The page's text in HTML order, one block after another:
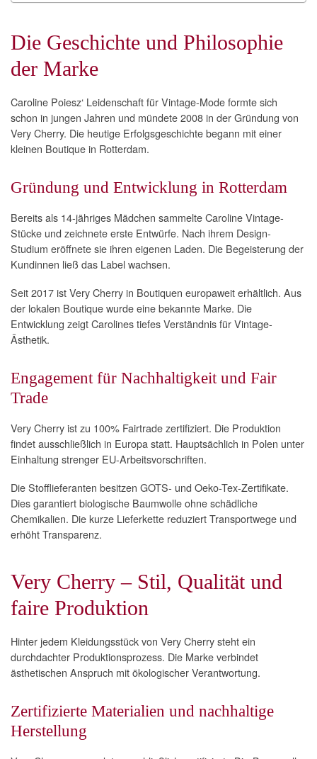
Die Geschichte und Philosophie
der Marke
Caroline Poiesz‘ Leidenschaft für Vintage-Mode formte sich
schon in jungen Jahren und mündete 2008 in der Gründung von
Very Cherry. Die heutige Erfolgsgeschichte begann mit einer
kleinen Boutique in Rotterdam.
Gründung und Entwicklung in Rotterdam
Bereits als 14-jähriges Mädchen sammelte Caroline Vintage-
Stücke und zeichnete erste Entwürfe. Nach ihrem Design-
Studium eröffnete sie ihren eigenen Laden. Die Begeisterung der
Kundinnen ließ das Label wachsen.
Seit 2017 ist Very Cherry in Boutiquen europaweit erhältlich. Aus
der lokalen Boutique wurde eine bekannte Marke. Die
Entwicklung zeigt Carolines tiefes Verständnis für Vintage-
Ästhetik.
Engagement für Nachhaltigkeit und Fair
Trade
Very Cherry ist zu 100% Fairtrade zertifiziert. Die Produktion
findet ausschließlich in Europa statt. Hauptsächlich in Polen unter
Einhaltung strenger EU-Arbeitsvorschriften.
Die Stofflieferanten besitzen GOTS- und Oeko-Tex-Zertifikate.
Dies garantiert biologische Baumwolle ohne schädliche
Chemikalien. Die kurze Lieferkette reduziert Transportwege und
erhöht Transparenz.
Very Cherry – Stil, Qualität und
faire Produktion
Hinter jedem Kleidungsstück von Very Cherry steht ein
durchdachter Produktionsprozess. Die Marke verbindet
ästhetischen Anspruch mit ökologischer Verantwortung.
Zertifizierte Materialien und nachhaltige
Herstellung